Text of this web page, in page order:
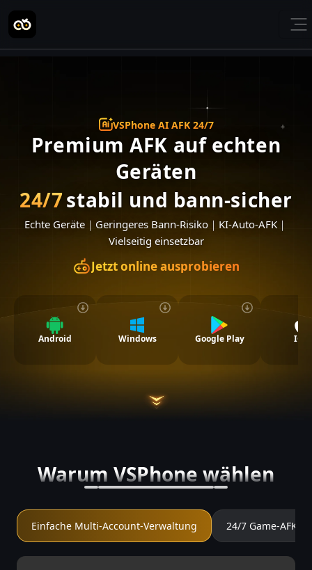
VSPhone AI AFK 24/7
Premium AFK auf echten
Geräten
24/7stabil und bann-sicher
Echte Geräte ｜ Geringeres Bann-Risiko ｜ KI-Auto-AFK ｜
Vielseitig einsetzbar
Jetzt online ausprobieren
Android Windows Google Play IOS
Warum VSPhone wählen
Einfache Multi-Account-Verwaltung 24/7 Game-AFK